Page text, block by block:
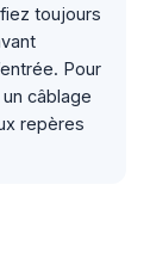
toujours
Pour
câblage
repères